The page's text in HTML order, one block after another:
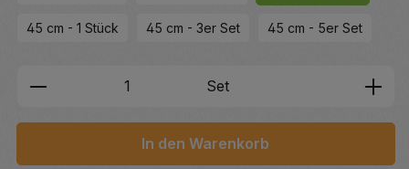
45 cm - 1 Stück 45 cm - 3er Set 45 cm - 5er Set
Produkt Anzahl: Gib den
Set
In den Warenkorb